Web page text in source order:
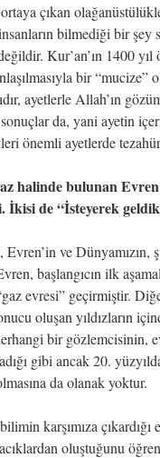
çıkan
bilmediği bir şey
Kur’an’ın 1400 yıl
bir “mucize”
ayetlerle Allah’ın
sonuçlar da, yani ayetin
önemli ayetlerde
halinde bulunan
İkisi de “İsteyerek
Evren’in ve
başlangıcın ilk
evresi” geçirmiştir.
oluşan yıldızların
bir gözlemcisinin,
gibi ancak 20.
da olanak yoktur.
karşımıza
oluştuğunu